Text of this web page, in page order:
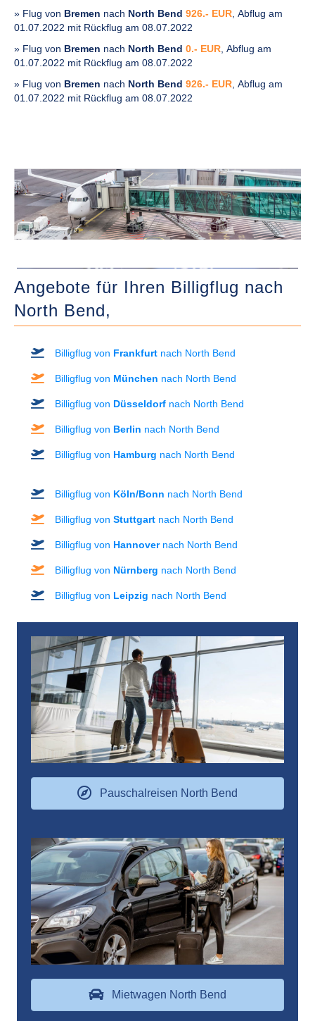
» Flug von Bremen nach North Bend 926.- EUR , Abflug am
01.07.2022 mit Rückflug am 08.07.2022
» Flug von Bremen nach North Bend 0.- EUR , Abflug am
01.07.2022 mit Rückflug am 08.07.2022
» Flug von Bremen nach North Bend 926.- EUR , Abflug am
01.07.2022 mit Rückflug am 08.07.2022
Angebote für Ihren Billigflug nach
North Bend,
Billigflug von Frankfurt nach North Bend
Billigflug von München nach North Bend
Billigflug von Düsseldorf nach North Bend
Billigflug von Berlin nach North Bend
Billigflug von Hamburg nach North Bend
Billigflug von Köln/Bonn nach North Bend
Billigflug von Stuttgart nach North Bend
Billigflug von Hannovernach North Bend
Billigflug von Nürnberg nach North Bend
Billigflug von Leipzig nach North Bend
Pauschalreisen North Bend
Mietwagen North Bend